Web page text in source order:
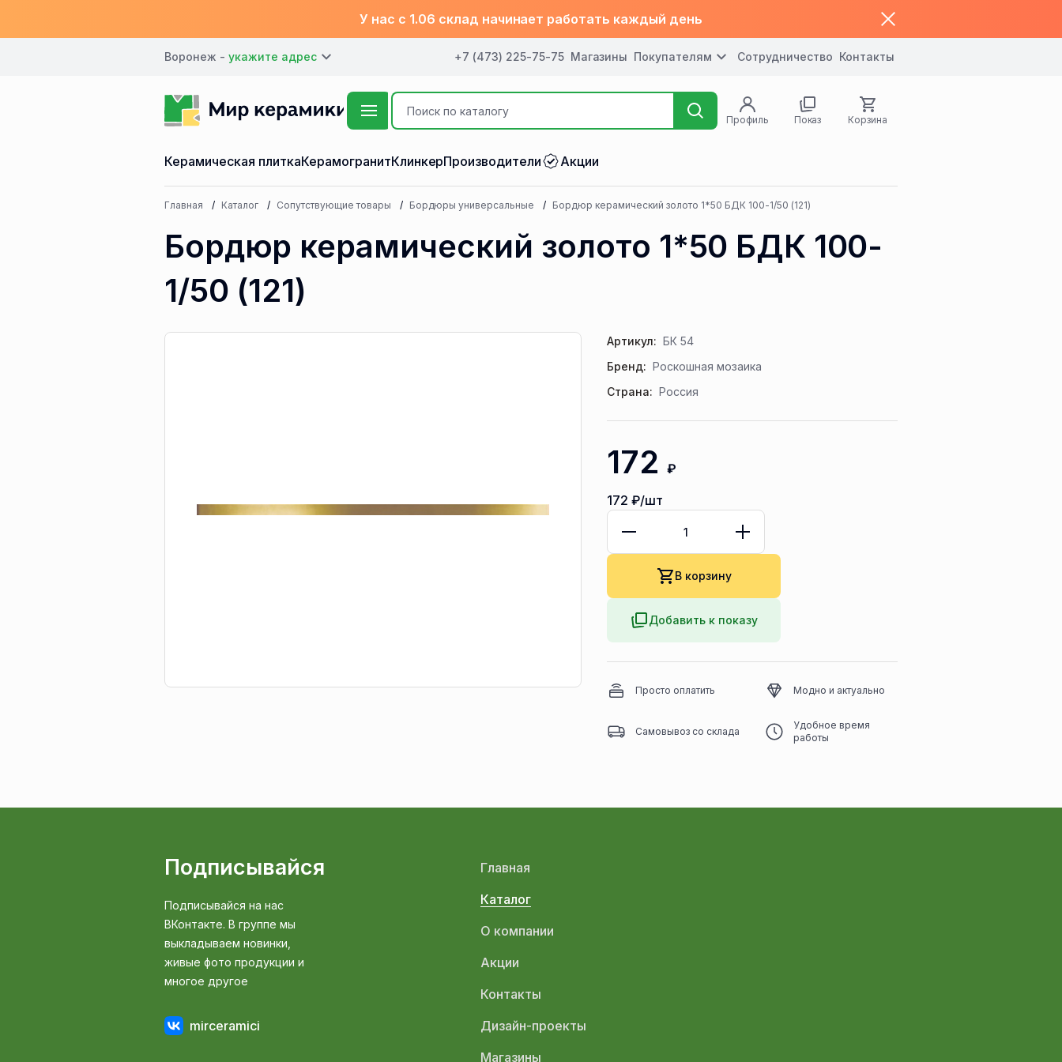
У нас с 1.06 склад начинает работать каждый день
Воронеж - +7 (473) 225-75-75 Магазины Покупателям Сотрудничество Контакты
Профиль Показ Корзина
Керамическая плиткаКерамогранитКлинкерПроизводители Акции
Главная Каталог Сопутствующие товары Бордюры универсальные Бордюр керамический золото 1*50 БДК 100-1/50 (121)
Бордюр керамический золото 1*50 БДК 100-
1/50 (121)
Артикул: БК 54
Бренд: Роскошная мозаика
Страна: Россия
172 ₽
172 ₽/шт
В корзину
Добавить к показу
Просто оплатить Модно и актуально
Самовывоз со склада
Удобное время
работы
Подписывайся
Подписывайся на нас
ВКонтакте. В группе мы
выкладываем новинки,
живые фото продукции и
многое другое
mirceramici
Главная
Каталог
О компании
Акции
Контакты
Дизайн-проекты
Магазины